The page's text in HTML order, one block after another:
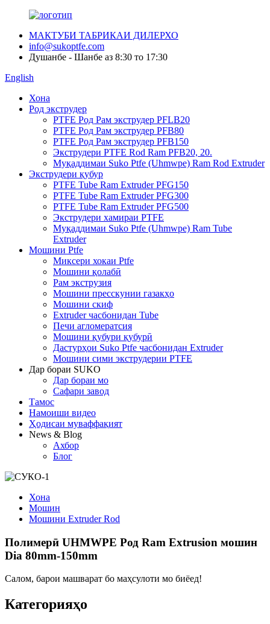
МАКТУБИ ТАБРИКАИ ДИЛЕРХО
info@sukoptfe.com
Душанбе - Шанбе аз 8:30 то 17:30
English
Хона
Род экструдер
PTFE Род Рам экструдер PFLB20
PTFE Род Рам экструдер PFB80
PTFE Род Рам экструдер PFB150
Экструдери PTFE Rod Ram PFB20, 20.
Муқаддимаи Suko Ptfe (Uhmwpe) Ram Rod Extruder
Экструдери қубур
PTFE Tube Ram Extruder PFG150
PTFE Tube Ram Extruder PFG300
PTFE Tube Ram Extruder PFG500
Экструдери хамираи PTFE
Муқаддимаи Suko Ptfe (Uhmwpe) Ram Tube
Extruder
Мошини Ptfe
Миксери хокаи Ptfe
Мошини қолабӣ
Рам экструзия
Мошини пресскунии газакҳо
Мошини скиф
Extruder часбонидан Tube
Печи агломератсия
Мошини қубури қубурӣ
Дастурҳои Suko Ptfe часбонидан Extruder
Мошини сими экструдерии PTFE
Дар бораи SUKO
Дар бораи мо
Сафари завод
Тамос
Намоиши видео
Ҳодисаи муваффақият
News & Blog
Ахбор
Блог
Хона
Мошин
Мошини Extruder Rod
Полимерӣ UHMWPE Род Ram Extrusion мошин
Dia 80mm-150mm
Салом, барои машварат бо маҳсулоти мо биёед!
Категорияҳо